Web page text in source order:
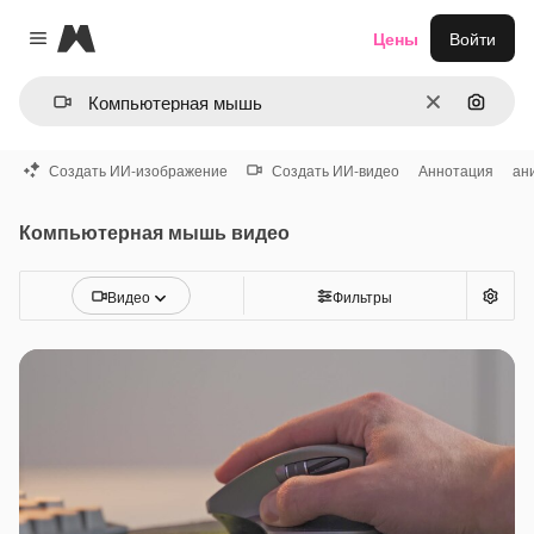
Close menu
Magnific
ОчиститьПоиск
Цены Войти
Создать ИИ-изображение Создать ИИ-видео Аннотация
Компьютерная мышь видео
Видео Фильтры